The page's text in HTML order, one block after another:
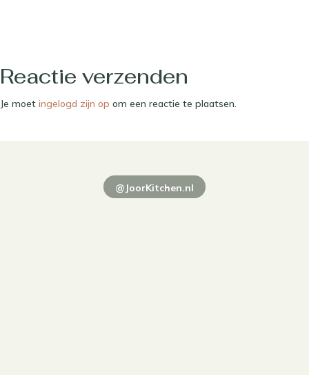
Reactie verzenden
Je moet ingelogd zijn op om een reactie te plaatsen.
@JoorKitchen.nl